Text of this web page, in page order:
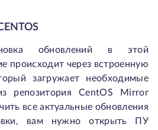
обновлений в этой
происходит через встроенную
загружает необходимые
репозитория CentOS Mirror
все актуальные обновления
вам нужно открыть ПУ